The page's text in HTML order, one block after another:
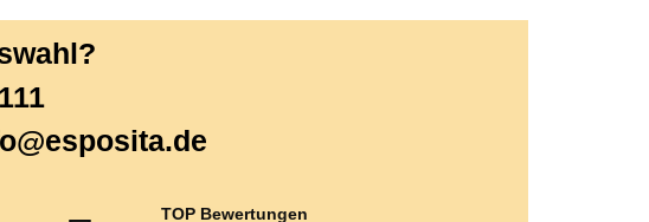
TOP Bewertungen